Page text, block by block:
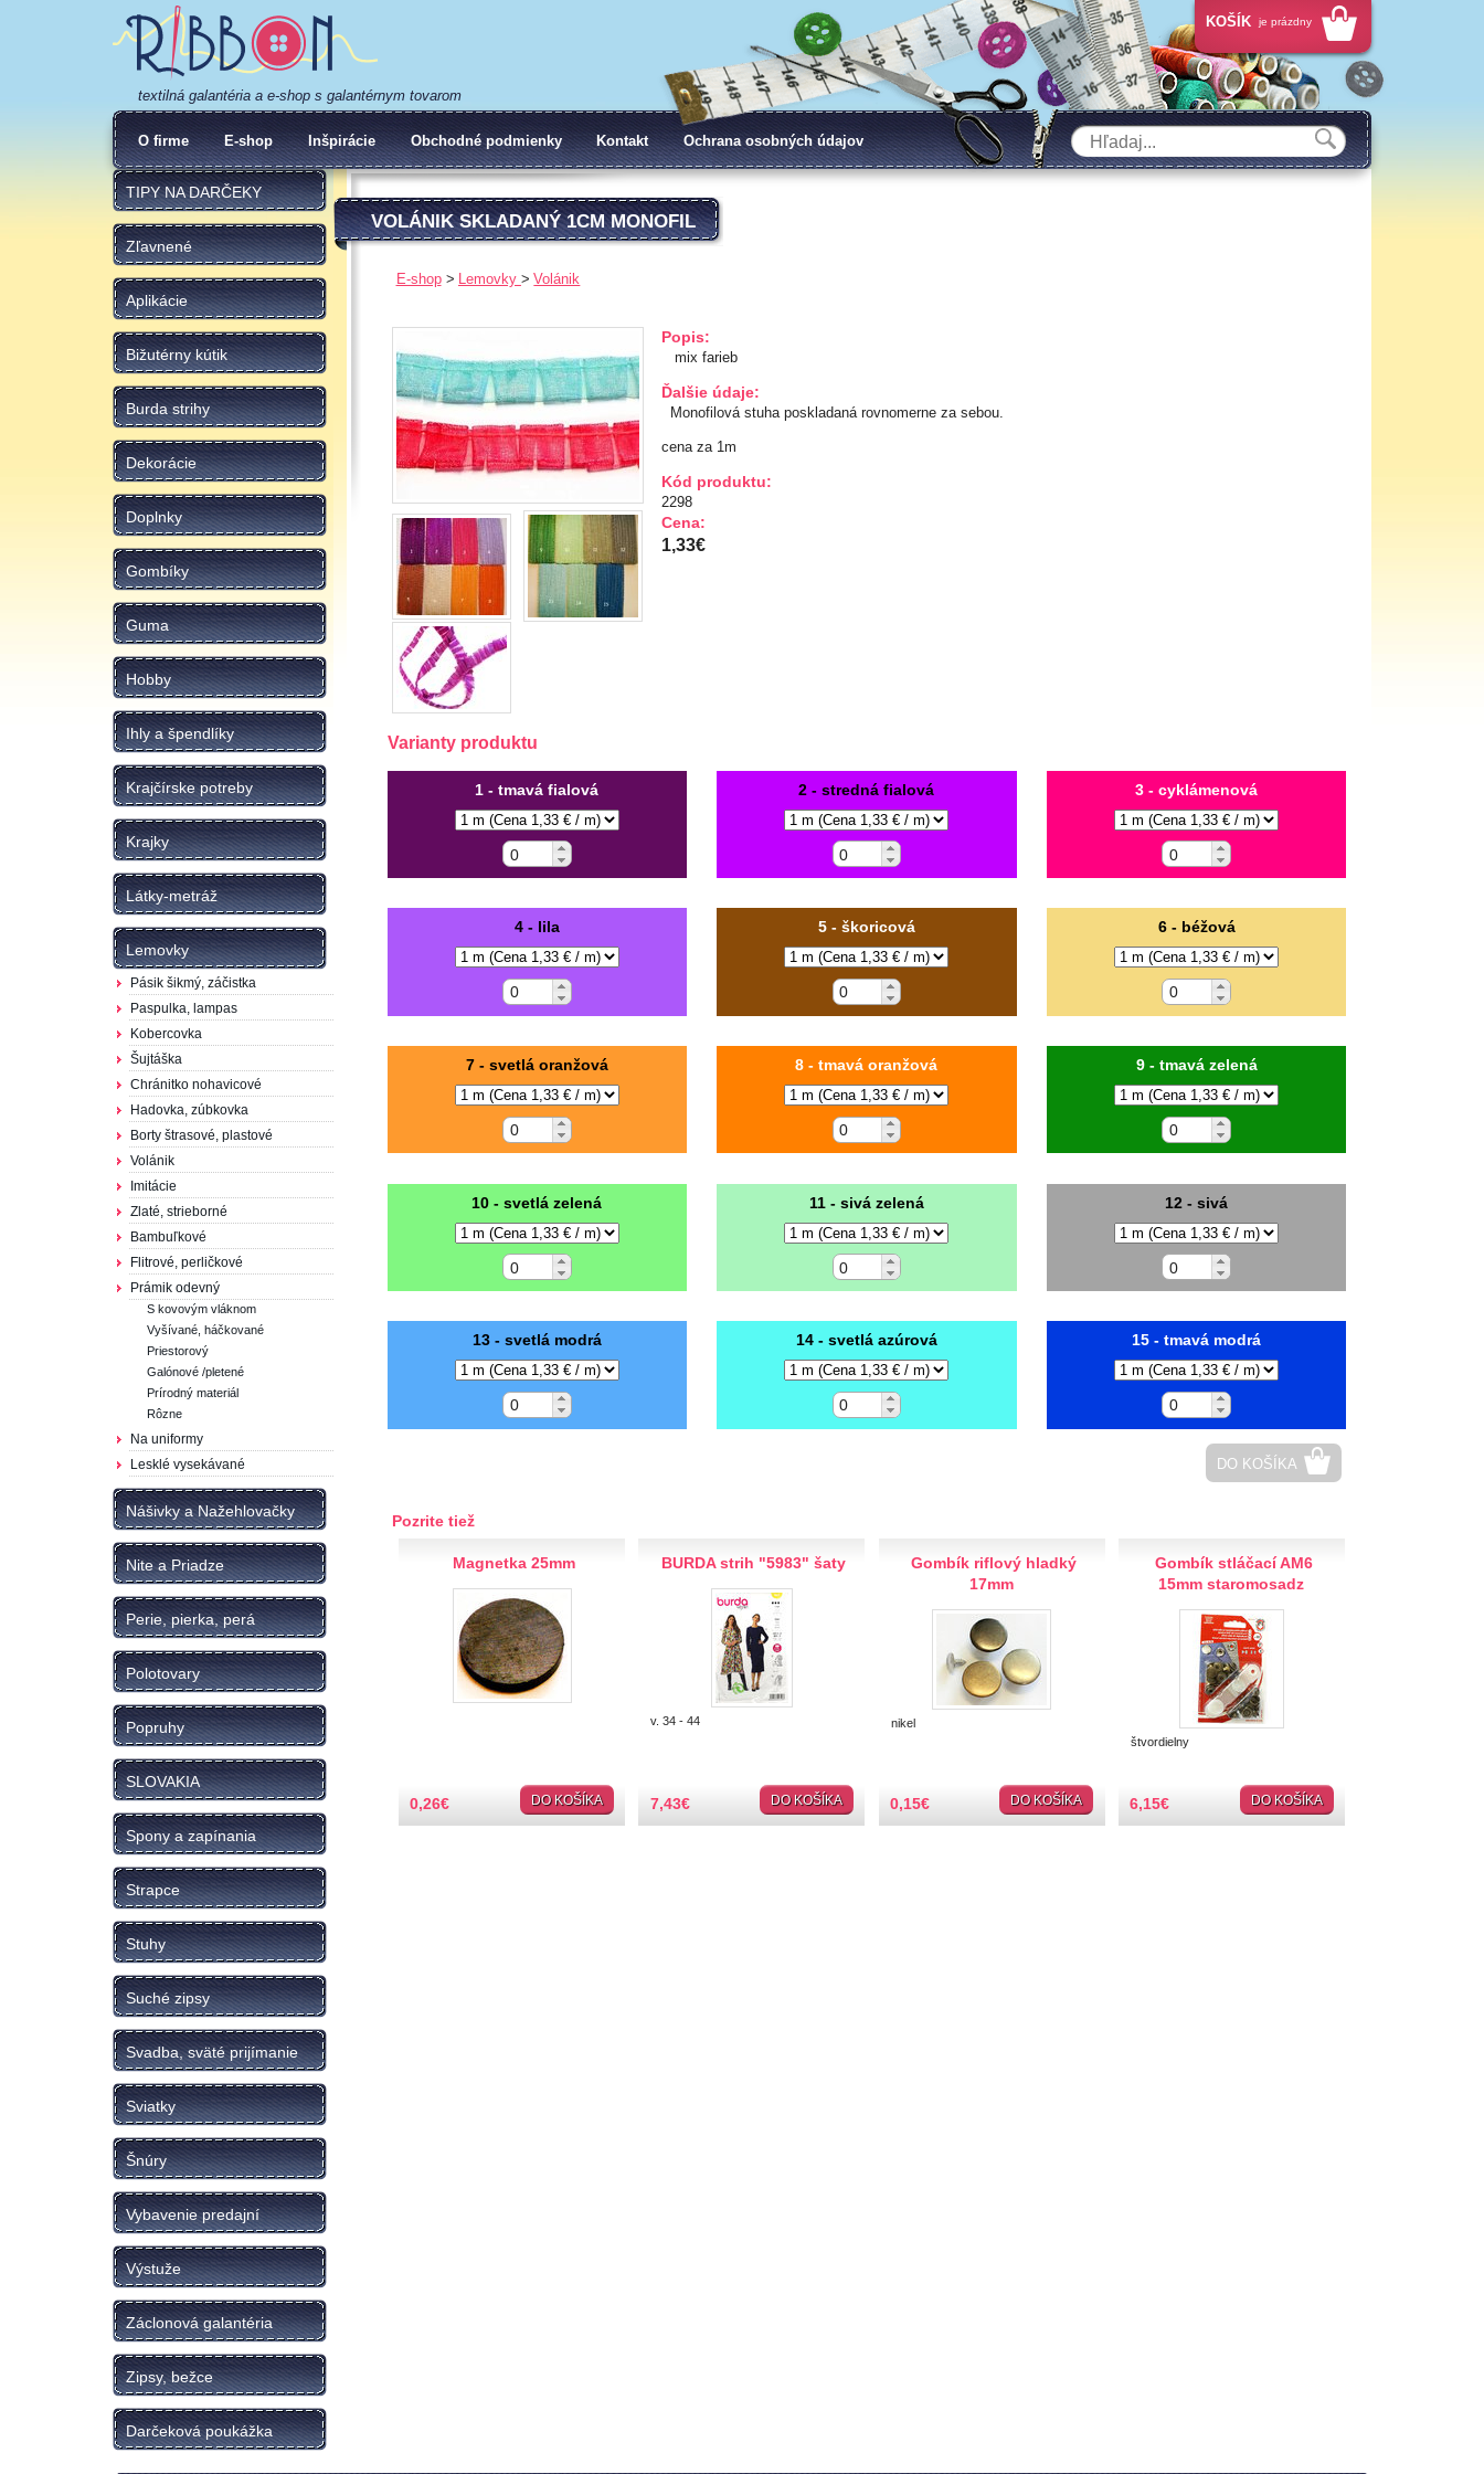
textilná galantéria a e-shop s galantérnym tovarom
KOŠÍK je prázdny
O firme E-shop Inšpirácie Obchodné podmienky Kontakt Ochrana osobných údajov
TIPY NA DARČEKY
Zľavnené
Aplikácie
Bižutérny kútik
Burda strihy
Dekorácie
Doplnky
Gombíky
Guma
Hobby
Ihly a špendlíky
Krajčírske potreby
Krajky
Látky-metráž
Lemovky
Pásik šikmý, záčistka
Paspulka, lampas
Kobercovka
Šujtáška
Chránitko nohavicové
Hadovka, zúbkovka
Borty štrasové, plastové
Volánik
Imitácie
Zlaté, strieborné
Bambuľkové
Flitrové, perličkové
Prámik odevný
S kovovým vláknom
Vyšívané, háčkované
Priestorový
Galónové /pletené
Prírodný materiál
Rôzne
Na uniformy
Lesklé vysekávané
Nášivky a Nažehlovačky
Nite a Priadze
Perie, pierka, perá
Polotovary
Popruhy
SLOVAKIA
Spony a zapínania
Strapce
Stuhy
Suché zipsy
Svadba, sväté prijímanie
Sviatky
Šnúry
Vybavenie predajní
Výstuže
Záclonová galantéria
Zipsy, bežce
Darčeková poukážka
VOLÁNIK SKLADANÝ 1CM MONOFIL
E-shop Lemovky Volánik
Popis:
mix farieb
Ďalšie údaje:
Monofilová stuha poskladaná rovnomerne za sebou.
cena za 1m
Kód produktu:
2298
Cena:
1,33€
Varianty produktu
1 - tmavá fialová 2 - stredná fialová 3 - cyklámenová
4 - lila 5 - škoricová 6 - béžová
7 - svetlá oranžová 8 - tmavá oranžová 9 - tmavá zelená
10 - svetlá zelená 11 - sivá zelená 12 - sivá
13 - svetlá modrá 14 - svetlá azúrová 15 - tmavá modrá
DO KOŠÍKA
Pozrite tiež
Magnetka 25mm
0,26€ DO KOŠÍKA
BURDA strih "5983" šaty
v. 34 - 44
7,43€ DO KOŠÍKA
Gombík riflový hladký
17mm
nikel
0,15€ DO KOŠÍKA
Gombík stláčací AM6
15mm staromosadz
štvordielny
6,15€ DO KOŠÍKA